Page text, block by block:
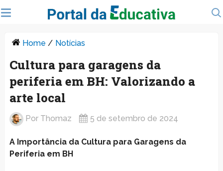
Home / Notícias
Cultura para garagens da
periferia em BH: Valorizando a
arte local
Por Thomaz 5 de setembro de 2024
A Importância da Cultura para Garagens da
Periferia em BH